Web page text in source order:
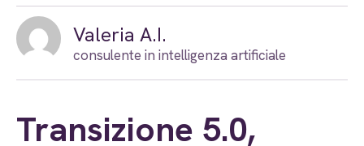
Transizione 5.0,
Valeria A.I.
consulente in intelligenza artificiale